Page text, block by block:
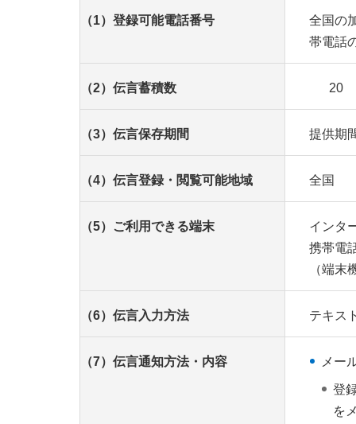
（1）登録可能電話番号
全国の
帯電話
（2）伝言蓄積数 20
（3）伝言保存期間 提供期
（4）伝言登録・閲覧可能地域 全国
（5）ご利用できる端末
インタ
携帯電
（端
（6）伝言入力方法 テキス
（7）伝言通知方法・内容 メー
登
を